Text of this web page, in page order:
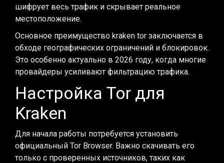
шифрует весь трафик и скрывает реальное
местоположение.
Основное преимущество kraken tor заключается в
обходе географических ограничений и блокировок.
Это особенно актуально в 2026 году, когда многие
провайдеры усиливают фильтрацию трафика.
Настройка Tor для
Kraken
Для начала работы потребуется установить
официальный Tor Browser. Важно скачивать его
только с проверенных источников, таких как